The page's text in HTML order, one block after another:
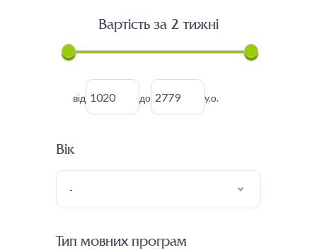
Вартість за 2 тижні
від до y.о.
Вік
-
Тип мовних програм